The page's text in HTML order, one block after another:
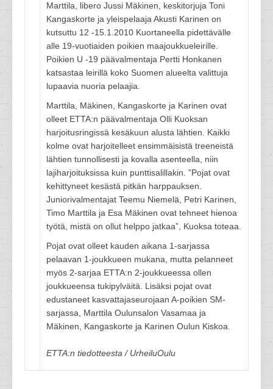
Marttila, libero Jussi Mäkinen, keskitorjuja Toni
Kangaskorte ja yleispelaaja Akusti Karinen on
kutsuttu 12 -15.1.2010 Kuortaneella pidettävälle
alle 19-vuotiaiden poikien maajoukkueleirille.
Poikien U -19 päävalmentaja Pertti Honkanen
katsastaa leirillä koko Suomen alueelta valittuja
lupaavia nuoria pelaajia.
Marttila, Mäkinen, Kangaskorte ja Karinen ovat
olleet ETTA:n päävalmentaja Olli Kuoksan
harjoitusringissä kesäkuun alusta lähtien. Kaikki
kolme ovat harjoitelleet ensimmäisistä treeneistä
lähtien tunnollisesti ja kovalla asenteella, niin
lajiharjoituksissa kuin punttisalillakin. ”Pojat ovat
kehittyneet kesästä pitkän harppauksen.
Juniorivalmentajat Teemu Niemelä, Petri Karinen,
Timo Marttila ja Esa Mäkinen ovat tehneet hienoa
työtä, mistä on ollut helppo jatkaa”, Kuoksa toteaa.
Pojat ovat olleet kauden aikana 1-sarjassa
pelaavan 1-joukkueen mukana, mutta pelanneet
myös 2-sarjaa ETTA:n 2-joukkueessa ollen
joukkueensa tukipylväitä. Lisäksi pojat ovat
edustaneet kasvattajaseurojaan A-poikien SM-
sarjassa, Marttila Oulunsalon Vasamaa ja
Mäkinen, Kangaskorte ja Karinen Oulun Kiskoa.
ETTA:n tiedotteesta / UrheiluOulu